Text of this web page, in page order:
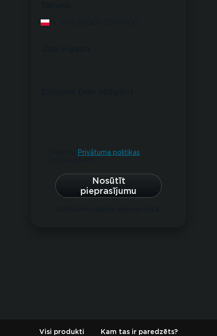
Privātuma politikas
Nosūtīt
pieprasījumu
Visi produkti Kam tas ir paredzēts?